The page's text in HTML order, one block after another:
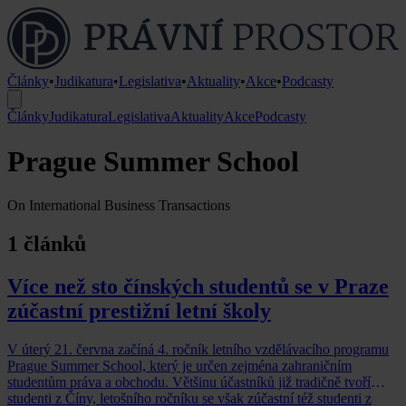
Články•Judikatura•Legislativa•Aktuality•Akce•Podcasty
ČlánkyJudikaturaLegislativaAktualityAkcePodcasty
Prague Summer School
On International Business Transactions
1 článků
Více než sto čínských studentů se v Praze
zúčastní prestižní letní školy
V úterý 21. června začíná 4. ročník letního vzdělávacího programu
Prague Summer School, který je určen zejména zahraničním
studentům práva a obchodu. Většinu účastníků již tradičně tvoří
studenti z Číny, letošního ročníku se však zúčastní též studenti z